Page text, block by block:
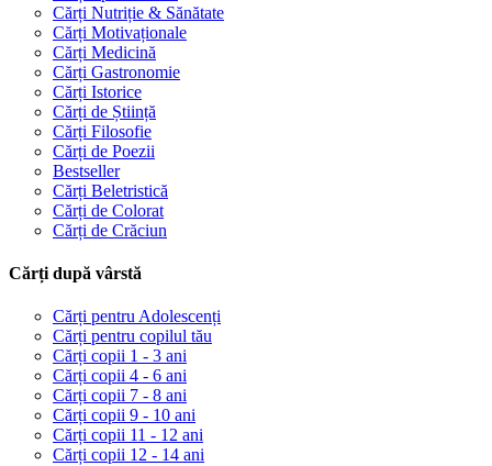
Cărți Nutriție & Sănătate
Cărți Motivaționale
Cărți Medicină
Cărți Gastronomie
Cărți Istorice
Cărți de Știință
Cărți Filosofie
Cărți de Poezii
Bestseller
Cărți Beletristică
Cărți de Colorat
Cărți de Crăciun
Cărți după vârstă
Cărți pentru Adolescenți
Cărți pentru copilul tău
Cărți copii 1 - 3 ani
Cărți copii 4 - 6 ani
Cărți copii 7 - 8 ani
Cărți copii 9 - 10 ani
Cărți copii 11 - 12 ani
Cărți copii 12 - 14 ani